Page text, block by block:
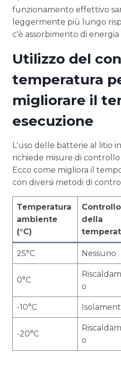
funzionamento effettivo
leggermente più lungo
c'è assorbimento di
Utilizzo del
temperatura
migliorare il
esecuzione
L'uso delle batterie al litio
richiede misure di
Ecco come migliora il
con diversi metodi di
Temperatura
ambiente
(°C)
Controllo
della
25°C Nessuno
0°C
o
-10°C
-20°C
o